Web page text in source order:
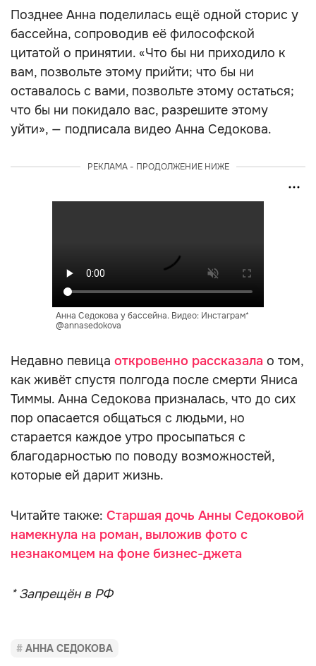
Позднее Анна поделилась ещё одной сторис у
бассейна, сопроводив её философской
цитатой о принятии. «Что бы ни приходило к
вам, позвольте этому прийти; что бы ни
оставалось с вами, позвольте этому остаться;
что бы ни покидало вас, разрешите этому
уйти», — подписала видео Анна Седокова.
РЕКЛАМА - ПРОДОЛЖЕНИЕ НИЖЕ
Анна Седокова у бассейна. Видео: Инстаграм*
@annasedokova
Недавно певица откровенно рассказала о том,
как живёт спустя полгода после смерти Яниса
Тиммы. Анна Седокова призналась, что до сих
пор опасается общаться с людьми, но
старается каждое утро просыпаться с
благодарностью по поводу возможностей,
которые ей дарит жизнь.
Читайте также: Старшая дочь Анны Седоковой
намекнула на роман, выложив фото с
незнакомцем на фоне бизнес-джета
* Запрещён в РФ
АННА СЕДОКОВА